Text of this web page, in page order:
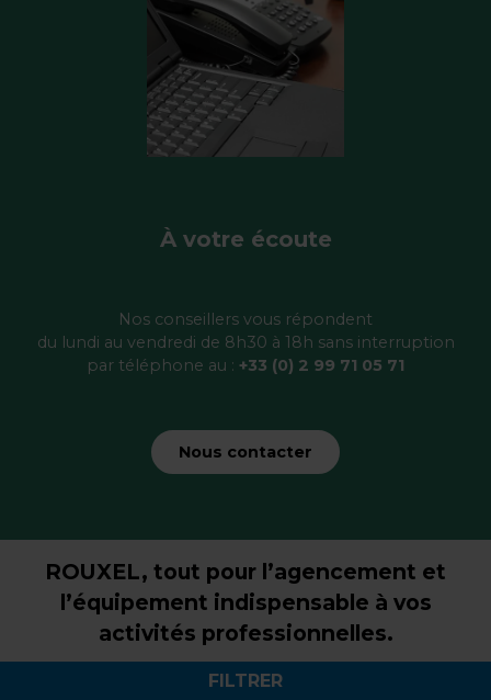
FILTRER
À votre écoute
Nos conseillers vous répondent
du lundi au vendredi de 8h30 à 18h sans interruption
par téléphone au : +33 (0) 2 99 71 05 71
Nous contacter
ROUXEL, tout pour l’agencement et
l’équipement indispensable à vos
activités professionnelles.